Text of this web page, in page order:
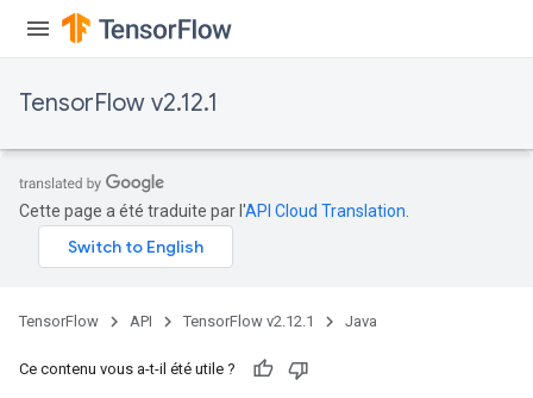
TensorFlow v2.12.1
Cette page a été traduite par l'API Cloud Translation
TensorFlow API TensorFlow v2.12.1 Java
Ce contenu vous a-t-il été utile ?